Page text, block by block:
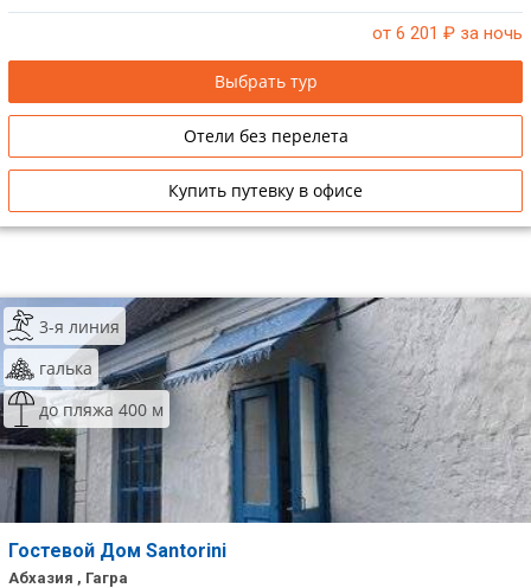
от 6 201 ₽ за ночь
Выбрать тур
Отели без перелета
Купить путевку в офисе
3-я линия
галька
до пляжа 400 м
Гостевой Дом Santorini
Абхазия , Гагра